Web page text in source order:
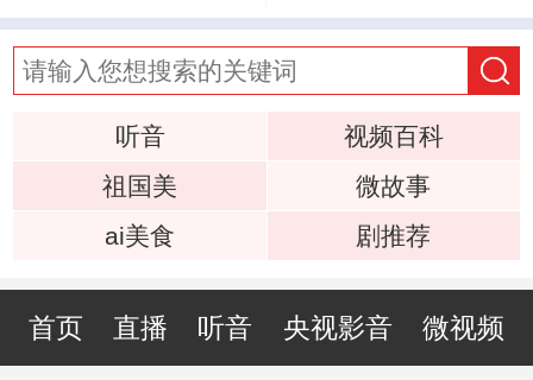
听音
视频百科
祖国美
微故事
ai美食
剧推荐
首页 直播 听音 央视影音 微视频